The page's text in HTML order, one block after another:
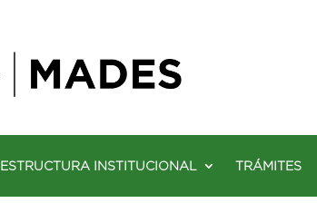
ESTRUCTURA INSTITUCIONAL TRÁMITES